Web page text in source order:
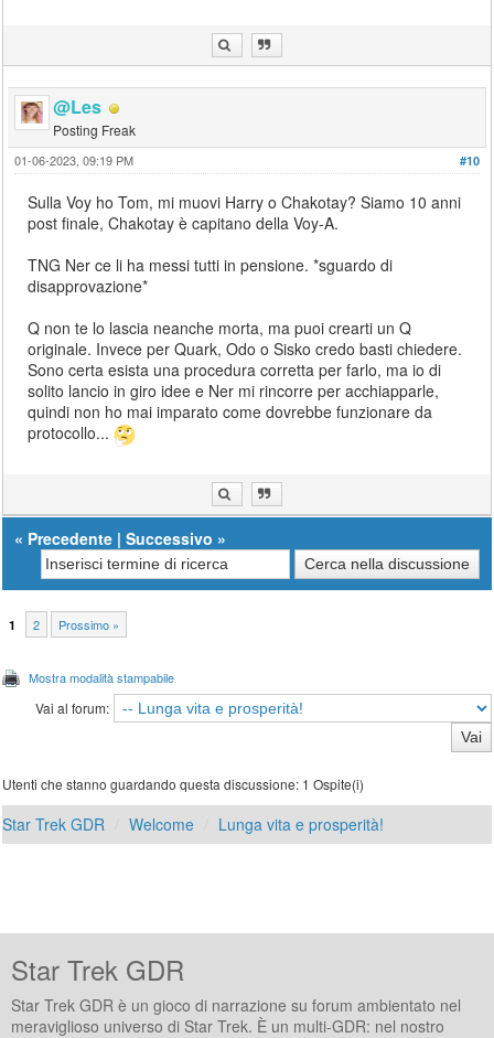
@Les
Posting Freak
#10
01-06-2023, 09:19 PM
Sulla Voy ho Tom, mi muovi Harry o Chakotay? Siamo 10 anni
post finale, Chakotay è capitano della Voy-A.
TNG Ner ce li ha messi tutti in pensione. *sguardo di
disapprovazione*
Q non te lo lascia neanche morta, ma puoi crearti un Q
originale. Invece per Quark, Odo o Sisko credo basti chiedere.
Sono certa esista una procedura corretta per farlo, ma io di
solito lancio in giro idee e Ner mi rincorre per acchiapparle,
quindi non ho mai imparato come dovrebbe funzionare da
protocollo...
« Precedente |Successivo »
1 2 Prossimo »
Mostra modalità stampabile
Vai al forum:
Utenti che stanno guardando questa discussione: 1 Ospite(i)
Star Trek GDR Welcome Lunga vita e prosperità!
Star Trek GDR
Star Trek GDR è un gioco di narrazione su forum ambientato nel
meraviglioso universo di Star Trek. È un multi-GDR: nel nostro